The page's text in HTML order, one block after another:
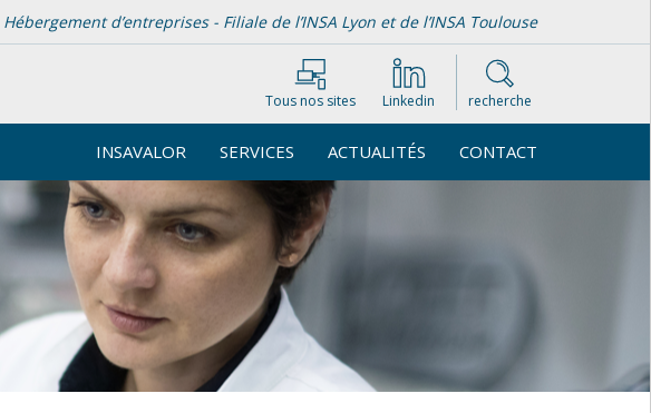
d’entreprises - Filiale de l’INSA Lyon et de l’INSA Toulouse
Tous nos sites Linkedin recherche
INSAVALOR SERVICES ACTUALITÉS CONTACT